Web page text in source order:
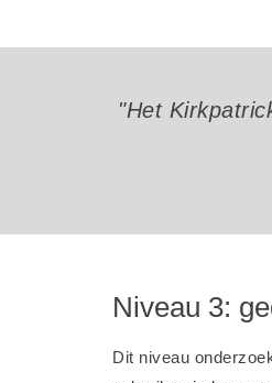
"Het
Niveau 3:
Dit niveau